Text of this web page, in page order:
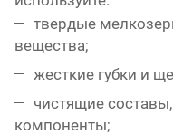
твердые
вещества;
жесткие губки и
чистящие
компоненты;